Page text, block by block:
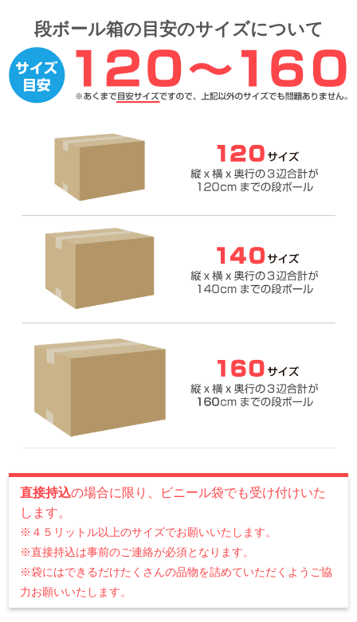
段ボール箱の目安のサイズについて
直接持込の場合に限り、ビニール袋でも受け付けいた
します。
※４５リットル以上のサイズでお願いいたします。
※直接持込は事前のご連絡が必須となります。
※袋にはできるだけたくさんの品物を詰めていただくようご協
力お願いいたします。